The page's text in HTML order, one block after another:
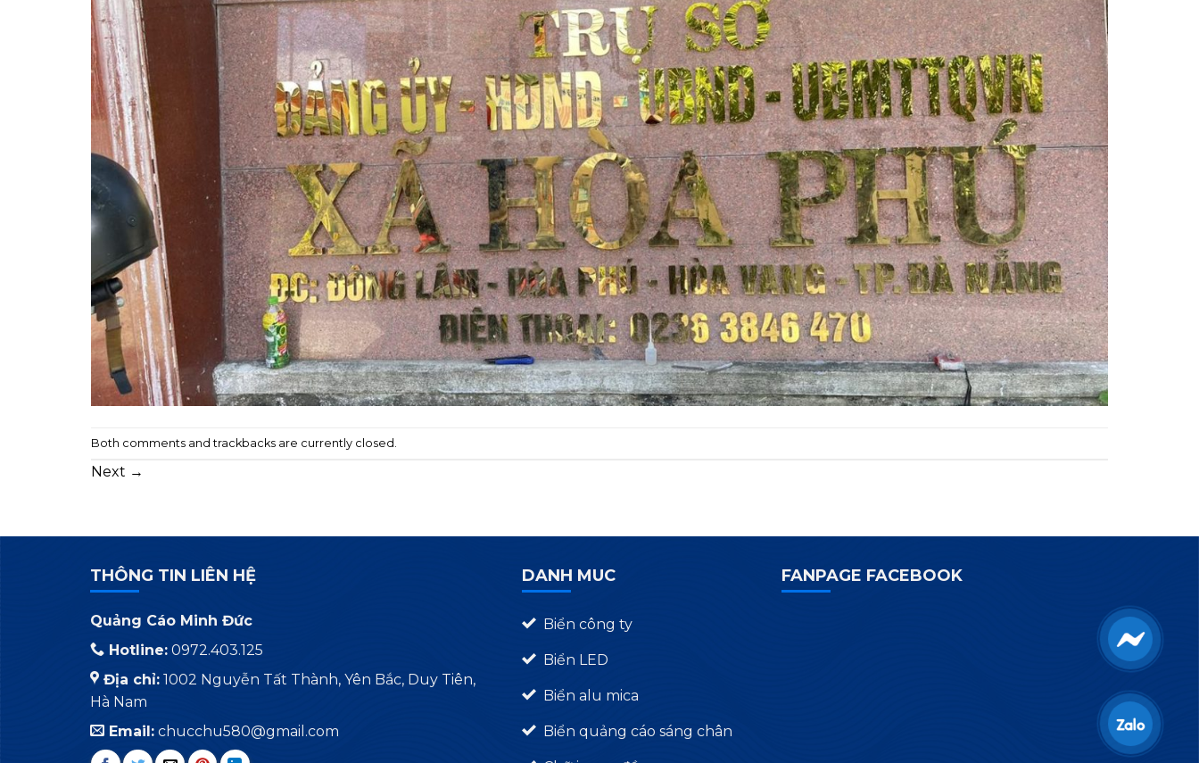
Both comments and trackbacks are currently closed.
Next →
THÔNG TIN LIÊN HỆ
Quảng Cáo Minh Đức
Hotline:0972.403.125
Địa chỉ:1002 Nguyễn Tất Thành, Yên Bắc, Duy Tiên,
Hà Nam
Email:chucchu580@gmail.com
DANH MUC
Biển công ty
Biển LED
Biển alu mica
Biển quảng cáo sáng chân
FANPAGE FACEBOOK